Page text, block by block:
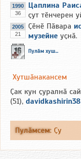
1990
36
Цаплина
ҫут тӗнчерен
2005
21
Ҫӗнӗ Пӑвара
музейне уҫнӑ.
Пулӑм хуш...
Хутшӑнакансем
Ҫак кун ҫуралнӑ
(51), davidkashirin38
Пулӑмсем: Ҫу